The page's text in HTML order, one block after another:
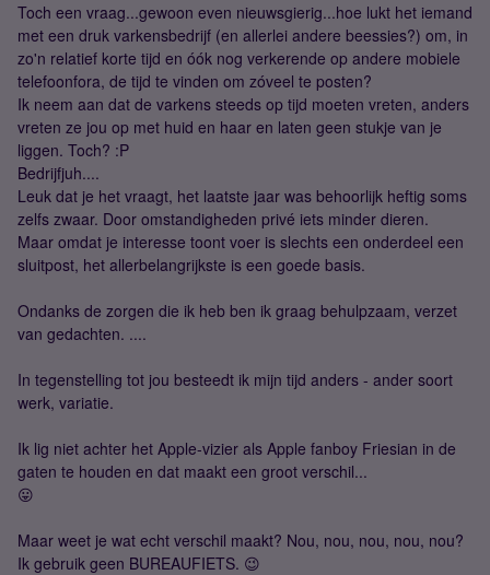
Toch een vraag...gewoon even nieuwsgierig...hoe lukt het iemand
met een druk varkensbedrijf (en allerlei andere beessies?) om, in
zo'n relatief korte tijd en óók nog verkerende op andere mobiele
telefoonfora, de tijd te vinden om zóveel te posten?
Ik neem aan dat de varkens steeds op tijd moeten vreten, anders
vreten ze jou op met huid en haar en laten geen stukje van je
liggen. Toch? :P
Bedrijfjuh....
Leuk dat je het vraagt, het laatste jaar was behoorlijk heftig soms
zelfs zwaar. Door omstandigheden privé iets minder dieren.
Maar omdat je interesse toont voer is slechts een onderdeel een
sluitpost, het allerbelangrijkste is een goede basis.
Ondanks de zorgen die ik heb ben ik graag behulpzaam, verzet
van gedachten. ....
In tegenstelling tot jou besteedt ik mijn tijd anders - ander soort
werk, variatie.
Ik lig niet achter het Apple-vizier als Apple fanboy Friesian in de
gaten te houden en dat maakt een groot verschil...
😛
Maar weet je wat echt verschil maakt? Nou, nou, nou, nou, nou?
Ik gebruik geen BUREAUFIETS. 😉